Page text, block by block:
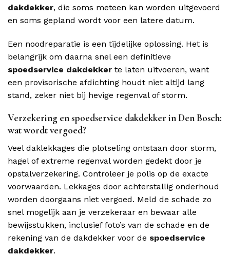
dakdekker, die soms meteen kan worden uitgevoerd
en soms gepland wordt voor een latere datum.
Een noodreparatie is een tijdelijke oplossing. Het is
belangrijk om daarna snel een definitieve
spoedservice dakdekker te laten uitvoeren, want
een provisorische afdichting houdt niet altijd lang
stand, zeker niet bij hevige regenval of storm.
Verzekering en spoedservice dakdekker in Den Bosch:
wat wordt vergoed?
Veel daklekkages die plotseling ontstaan door storm,
hagel of extreme regenval worden gedekt door je
opstalverzekering. Controleer je polis op de exacte
voorwaarden. Lekkages door achterstallig onderhoud
worden doorgaans niet vergoed. Meld de schade zo
snel mogelijk aan je verzekeraar en bewaar alle
bewijsstukken, inclusief foto’s van de schade en de
rekening van de dakdekker voor de spoedservice
dakdekker.